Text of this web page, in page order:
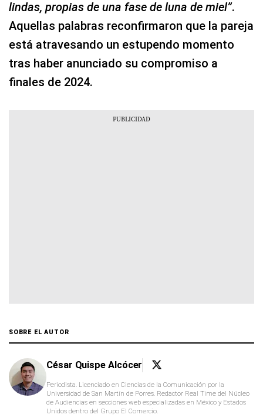
lindas, propias de una fase de luna de miel”.
Aquellas palabras reconfirmaron que la pareja
está atravesando un estupendo momento
tras haber anunciado su compromiso a
finales de 2024.
SOBRE EL AUTOR
César Quispe Alcócer
Periodista. Licenciado en Ciencias de la Comunicación por la
Universidad de San Martín de Porres. Redactor Real Time del Núcleo
de Audiencias en secciones web especializadas en México y Estados
Unidos dentro del Grupo El Comercio.